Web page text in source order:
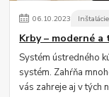
06.10.2023 Inštalácie
Krby – moderné
Systém ústredného
systém. Zahŕňa
vás zahreje aj v tých